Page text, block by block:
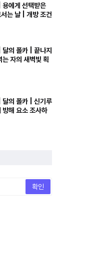
에게 선택받은
는 날 | 개방 조건
의 폴카 | 끝나지
자의 새벽빛 획
달의 폴카 | 신기루
해 요소 조사하